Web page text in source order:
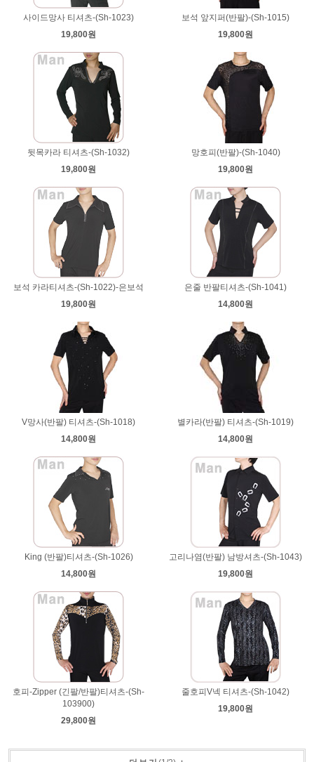
사이드망사 티셔츠-(Sh-1023)
19,800원
보석 앞지퍼(반팔)-(Sh-1015)
19,800원
뒷목카라 티셔츠-(Sh-1032)
19,800원
망호피(반팔)-(Sh-1040)
19,800원
보석 카라티셔츠-(Sh-1022)-은보석
19,800원
은줄 반팔티셔츠-(Sh-1041)
14,800원
V망사(반팔) 티셔츠-(Sh-1018)
14,800원
별카라(반팔) 티셔츠-(Sh-1019)
14,800원
King (반팔)티셔츠-(Sh-1026)
14,800원
고리나염(반팔) 남방셔츠-(Sh-1043)
19,800원
호피-Zipper (긴팔/반팔)티셔츠-(Sh-
103900)
29,800원
줄호피V넥 티셔츠-(Sh-1042)
19,800원